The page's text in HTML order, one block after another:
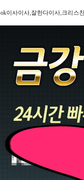
ok이사이사,잘한다이사,크리스